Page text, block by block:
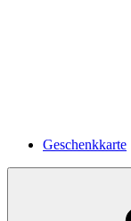
Geschenkkarte